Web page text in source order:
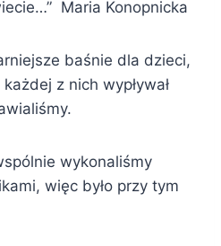
Maria Konopnicka
baśnie dla dzieci,
z nich wypływał
wykonaliśmy
więc było przy tym